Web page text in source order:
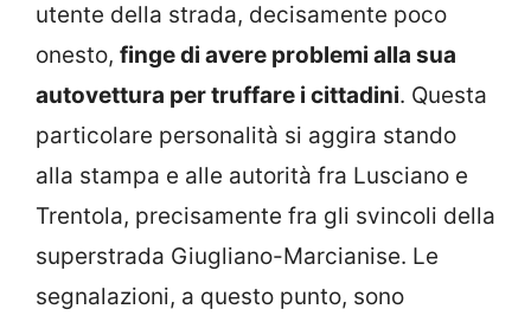
utente della strada, decisamente poco
onesto, finge di avere problemi alla sua
autovettura per truffare i cittadini. Questa
particolare personalità si aggira stando
alla stampa e alle autorità fra Lusciano e
Trentola, precisamente fra gli svincoli della
superstrada Giugliano-Marcianise. Le
segnalazioni, a questo punto, sono